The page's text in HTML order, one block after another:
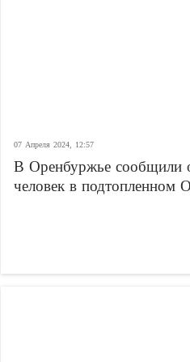
07 Апреля 2024, 12:57
В Оренбуржье сообщили
человек в подтопленном